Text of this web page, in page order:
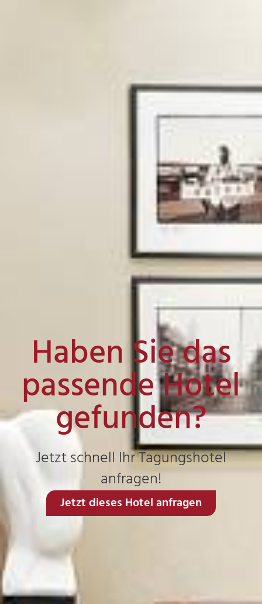
Haben Sie das
passende Hotel
gefunden?
Jetzt schnell Ihr Tagungshotel
anfragen!
Jetzt dieses Hotel anfragen